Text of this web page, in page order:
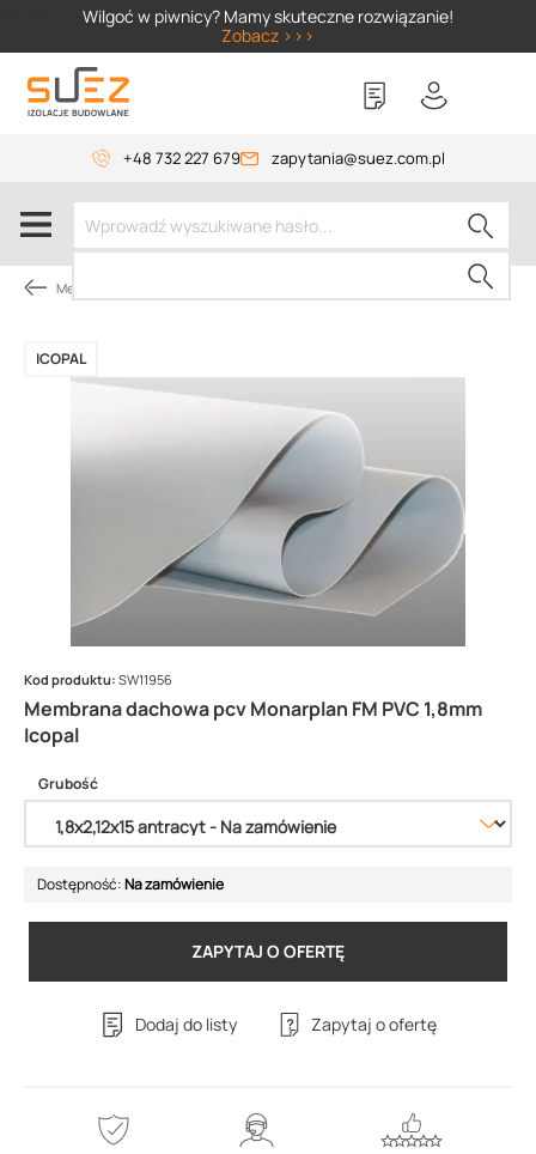
Wilgoć w piwnicy? Mamy skuteczne rozwiązanie!
Zobacz >>>
+48 732 227 679 zapytania@suez.com.pl
Membrany dachowe
Membrana dachowa pcv Monarplan FM PVC 1,8mm
Icopal
ICOPAL
Kod produktu: SW11956
Grubość
Dostępność:Na zamówienie
ZAPYTAJ O OFERTĘ
Dodaj do listy Zapytaj o ofertę